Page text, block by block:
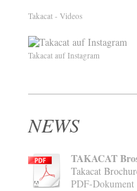
Takacat - Videos
Takacat auf Instagram
NEWS
TAKACAT
Takacat
PDF-